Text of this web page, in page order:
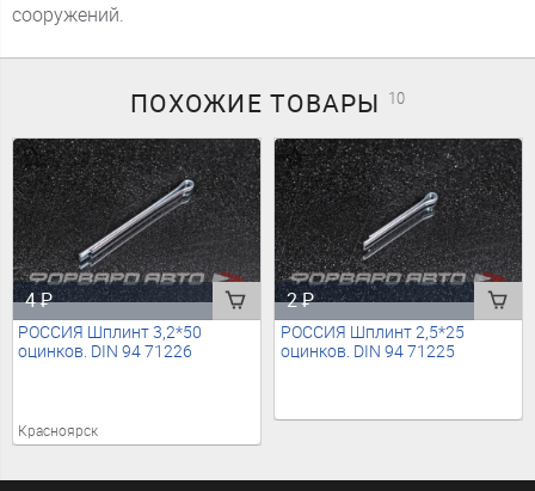
сооружений.
ПОХОЖИЕТОВАРЫ 10
4₽
РОССИЯ Шплинт 3,2*50
оцинков. DIN 94 71226
Красноярск
2₽
РОССИЯ Шплинт 2,5*25
оцинков. DIN 94 71225